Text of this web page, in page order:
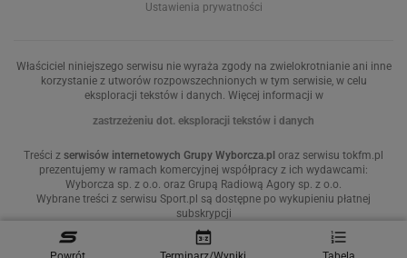
Ustawienia prywatności
Właściciel niniejszego serwisu nie wyraża zgody na zwielokrotnianie ani inne
korzystanie z utworów rozpowszechnionych w tym serwisie, w celu
eksploracji tekstów i danych. Więcej informacji w
zastrzeżeniu dot. eksploracji tekstów i danych
Treści z serwisów internetowych Grupy Wyborcza.pl oraz serwisu tokfm.pl
prezentujemy w ramach komercyjnej współpracy z ich wydawcami:
Wyborcza sp. z o.o. oraz Grupą Radiową Agory sp. z o.o.
Wybrane treści z serwisu Sport.pl są dostępne po wykupieniu płatnej
subskrypcji